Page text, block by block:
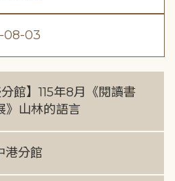
08-03
分館】115年8月《閱讀書
》山林的語言
港分館